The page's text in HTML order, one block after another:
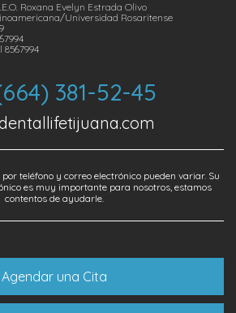
Roxana Evelyn Estrada Olivo
Universidad Rosaritense
381-52-45
teléfono y correo electrónico pueden variar. Su
es muy importante para nosotros, estamos
contentos de ayudarle.
Agendar una Cita